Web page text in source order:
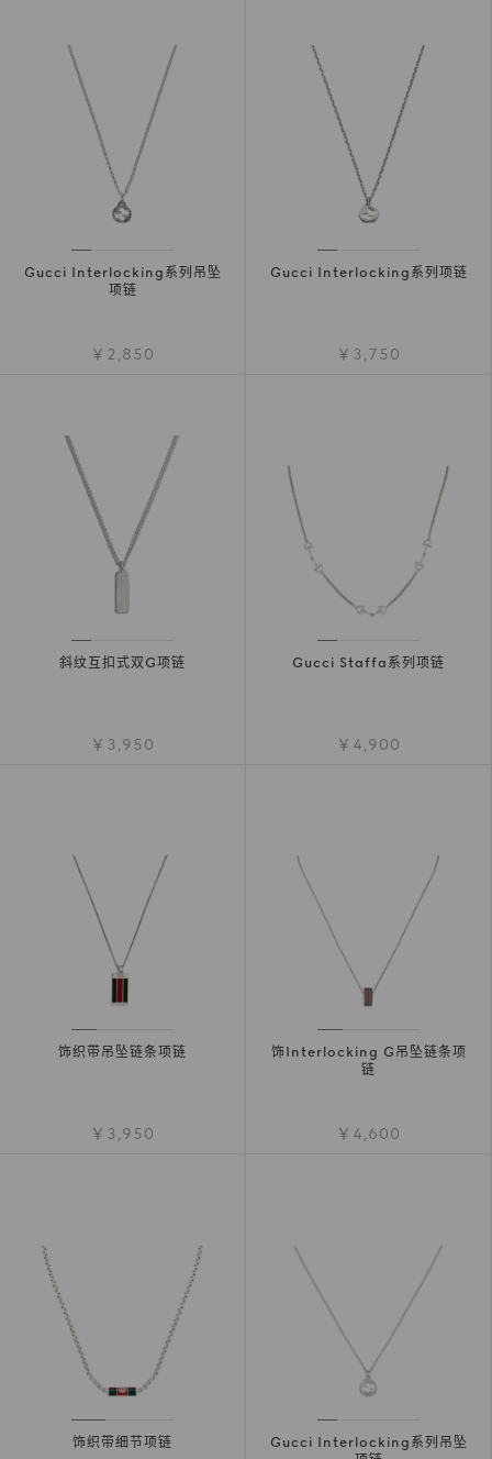
Gucci Interlocking系列吊坠
项链
￥2,850
Gucci Interlocking系列项链
￥3,750
斜纹互扣式双G项链
￥3,950
Gucci Staffa系列项链
￥4,900
饰织带吊坠链条项链
￥3,950
饰Interlocking G吊坠链条项
链
￥4,600
饰织带细节项链
Gucci Interlocking系列吊坠